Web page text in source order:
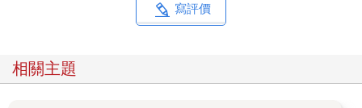
寫評價
相關主題